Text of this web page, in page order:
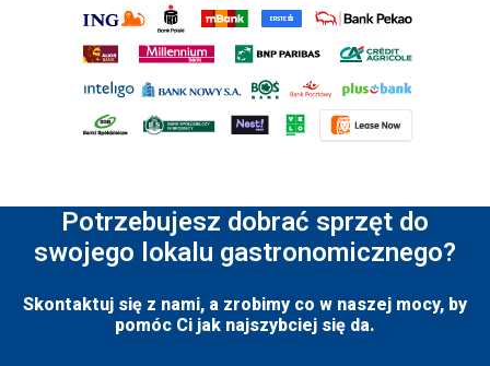
Potrzebujesz dobrać sprzęt do
swojego lokalu gastronomicznego?
Skontaktuj się z nami, a zrobimy co w naszej mocy, by
pomóc Ci jak najszybciej się da.